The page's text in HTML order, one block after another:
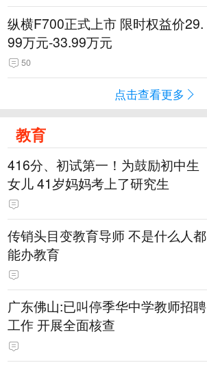
纵横F700正式上市 限时权益价29.
99万元-33.99万元
50
点击查看更多
教育
416分、初试第一！为鼓励初中生
女儿 41岁妈妈考上了研究生
传销头目变教育导师 不是什么人都
能办教育
广东佛山:已叫停季华中学教师招聘
工作 开展全面核查